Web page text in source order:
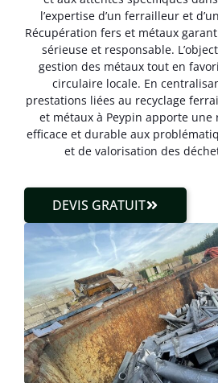
l’expertise d’un ferrailleur et
Récupération fers et métaux
sérieuse et responsable.
gestion des métaux tout en
circulaire locale. En
prestations liées au recyclage
et métaux à Peypin apporte une
efficace et durable aux
et de valorisation des
DEVIS GRATUIT